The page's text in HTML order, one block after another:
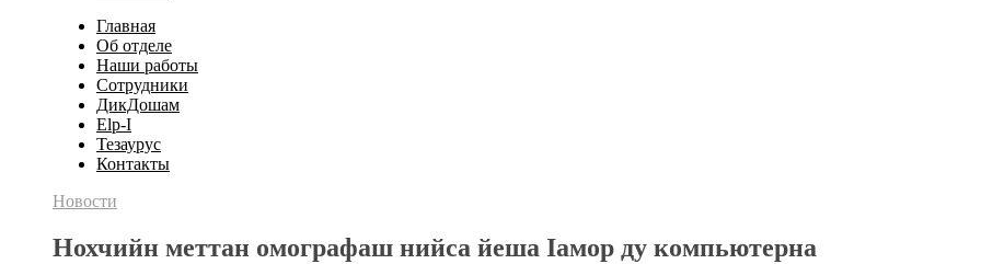
Главная
Об отделе
Наши работы
Сотрудники
ДикДошам
Elp-I
Тезаурус
Контакты
Новости
Нохчийн меттан омографаш нийса йеша Ӏамор ду компьютерна